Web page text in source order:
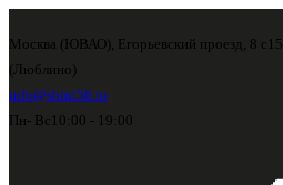
Москва (ЮВАО), Егорьевский проезд, 8 с15
(Люблино)
info@shini56.ru
Пн- Вс 10:00 - 19:00